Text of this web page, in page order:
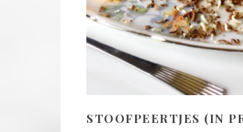
STOOFPEERTJES (IN